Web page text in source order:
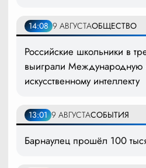
14:08 9 АВГУСТАОБЩЕСТВО
Российские школьники в
выиграли Международную
искусственному интеллекту
13:01 9 АВГУСТАСОБЫТИЯ
Барнаулец прошёл 100